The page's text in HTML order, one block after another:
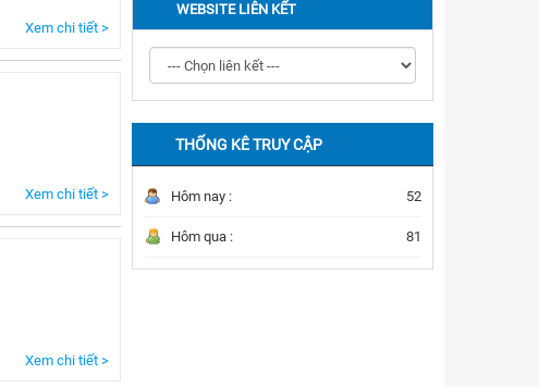
Xem chi tiết >
Xem chi tiết >
Xem chi tiết >
WEBSITE LIÊN KẾT
THỐNG KÊ TRUY CẬP
Hôm nay : 52
Hôm qua : 81